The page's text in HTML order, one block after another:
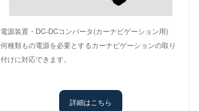
電源装置・DC-DCコンバータ(カーナビゲーション用)
何種類もの電源を必要とするカーナビゲーションの取り
付けに対応できます。
詳細はこちら